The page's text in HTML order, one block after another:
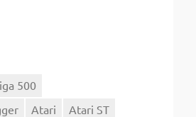
500
Atari
Atari ST